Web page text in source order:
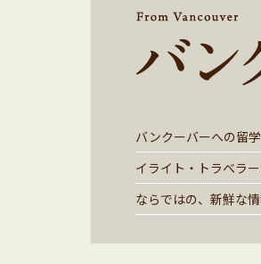
バンクーバーへの留
イライト・トラベラ
ならではの、新鮮な